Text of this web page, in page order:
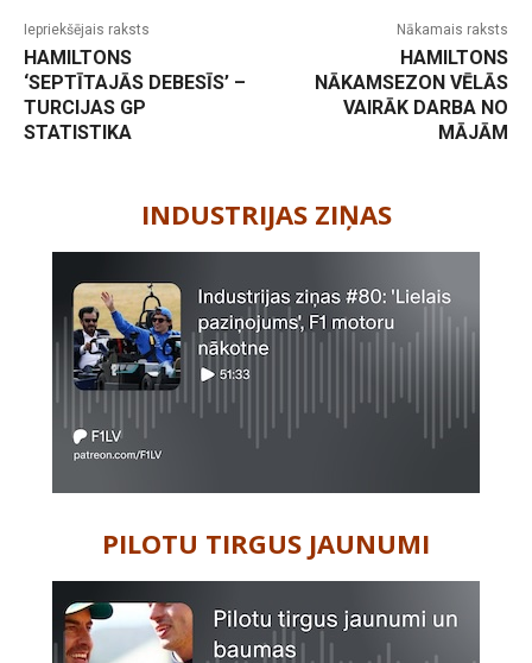
Iepriekšējais raksts
HAMILTONS
‘SEPTĪTAJĀS DEBESĪS’ –
TURCIJAS GP
STATISTIKA
Nākamais raksts
HAMILTONS
NĀKAMSEZON VĒLĀS
VAIRĀK DARBA NO
MĀJĀM
INDUSTRIJAS ZIŅAS
PILOTU TIRGUS JAUNUMI